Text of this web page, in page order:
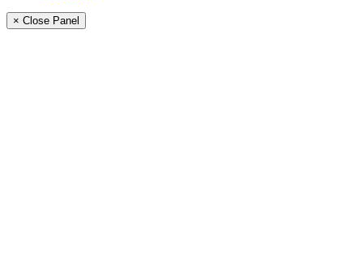
× Close Panel